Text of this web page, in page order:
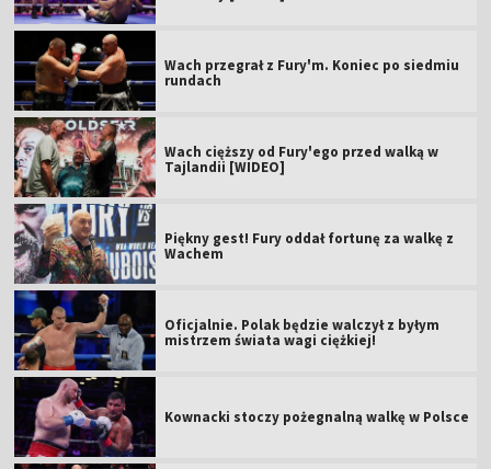
Wach przegrał z Fury'm. Koniec po siedmiu
rundach
Wach cięższy od Fury'ego przed walką w
Tajlandii [WIDEO]
Piękny gest! Fury oddał fortunę za walkę z
Wachem
Oficjalnie. Polak będzie walczył z byłym
mistrzem świata wagi ciężkiej!
Kownacki stoczy pożegnalną walkę w Polsce